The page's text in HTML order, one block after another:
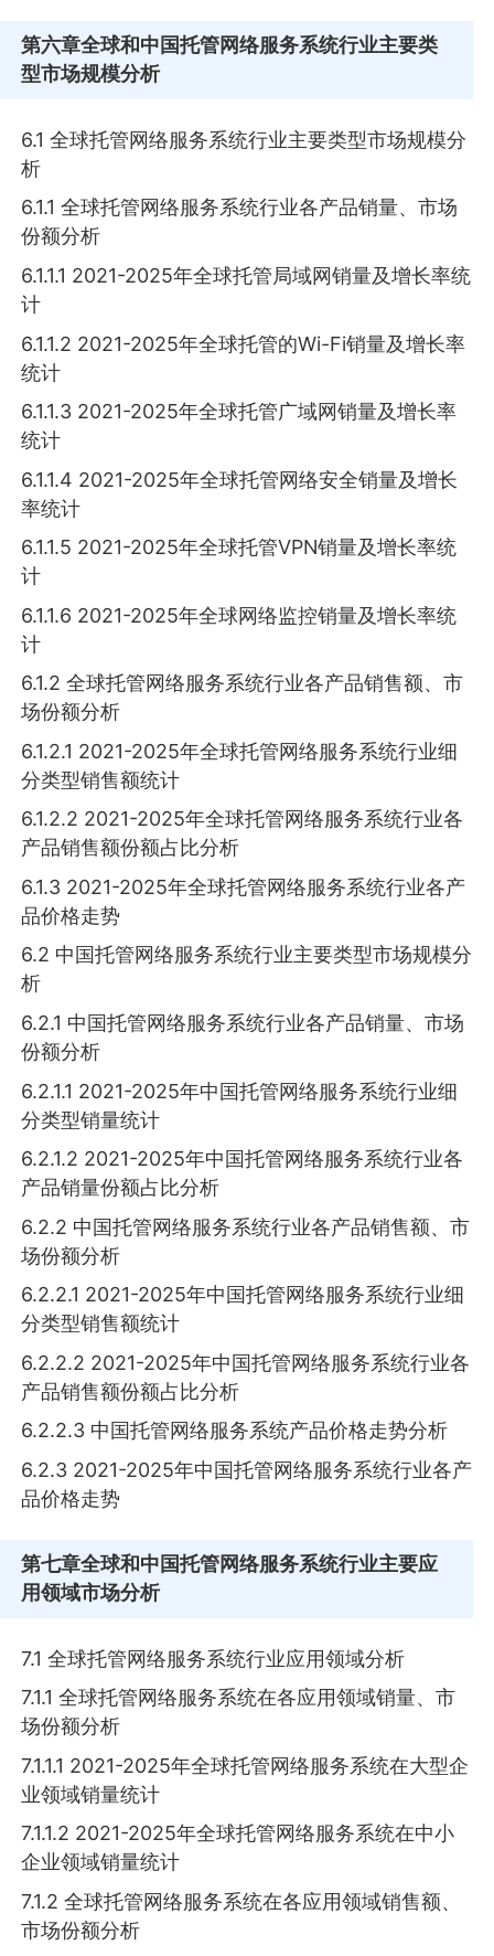
第六章全球和中国托管网络服务系统行业主要类
型市场规模分析
6.1 全球托管网络服务系统行业主要类型市场规模分
析
6.1.1 全球托管网络服务系统行业各产品销量、市场
份额分析
6.1.1.1 2021-2025年全球托管局域网销量及增长率统
计
6.1.1.2 2021-2025年全球托管的Wi-Fi销量及增长率
统计
6.1.1.3 2021-2025年全球托管广域网销量及增长率
统计
6.1.1.4 2021-2025年全球托管网络安全销量及增长
率统计
6.1.1.5 2021-2025年全球托管VPN销量及增长率统
计
6.1.1.6 2021-2025年全球网络监控销量及增长率统
计
6.1.2 全球托管网络服务系统行业各产品销售额、市
场份额分析
6.1.2.1 2021-2025年全球托管网络服务系统行业细
分类型销售额统计
6.1.2.2 2021-2025年全球托管网络服务系统行业各
产品销售额份额占比分析
6.1.3 2021-2025年全球托管网络服务系统行业各产
品价格走势
6.2 中国托管网络服务系统行业主要类型市场规模分
析
6.2.1 中国托管网络服务系统行业各产品销量、市场
份额分析
6.2.1.1 2021-2025年中国托管网络服务系统行业细
分类型销量统计
6.2.1.2 2021-2025年中国托管网络服务系统行业各
产品销量份额占比分析
6.2.2 中国托管网络服务系统行业各产品销售额、市
场份额分析
6.2.2.1 2021-2025年中国托管网络服务系统行业细
分类型销售额统计
6.2.2.2 2021-2025年中国托管网络服务系统行业各
产品销售额份额占比分析
6.2.2.3 中国托管网络服务系统产品价格走势分析
6.2.3 2021-2025年中国托管网络服务系统行业各产
品价格走势
第七章全球和中国托管网络服务系统行业主要应
用领域市场分析
7.1 全球托管网络服务系统行业应用领域分析
7.1.1 全球托管网络服务系统在各应用领域销量、市
场份额分析
7.1.1.1 2021-2025年全球托管网络服务系统在大型企
业领域销量统计
7.1.1.2 2021-2025年全球托管网络服务系统在中小
企业领域销量统计
7.1.2 全球托管网络服务系统在各应用领域销售额、
市场份额分析